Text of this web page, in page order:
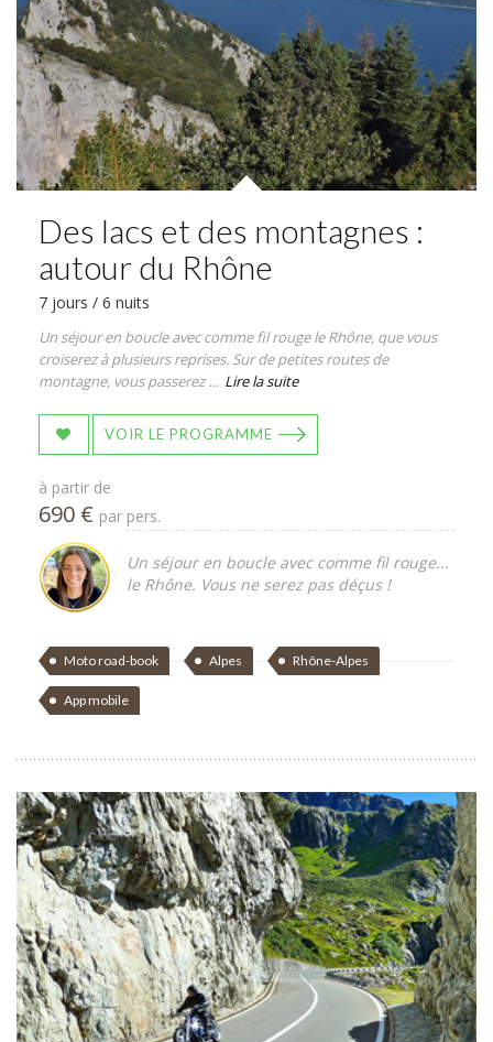
Des lacs et des montagnes :
autour du Rhône
7 jours / 6 nuits
Un séjour en boucle avec comme fil rouge le Rhône, que vous
croiserez à plusieurs reprises. Sur de petites routes de
montagne, vous passerez ... Lire la suite
VOIR LE PROGRAMME
à partir de
690 € par pers.
Un séjour en boucle avec comme fil rouge...
le Rhône. Vous ne serez pas déçus !
Moto road-book Alpes Rhône-Alpes
App mobile